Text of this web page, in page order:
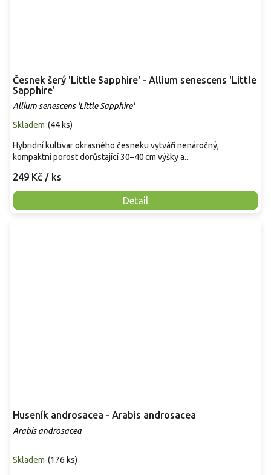
Česnek šerý 'Little Sapphire' - Allium senescens 'Little
Sapphire'
Allium senescens 'Little Sapphire'
Skladem (44 ks)
249 Kč / ks
Detail
Hybridní kultivar okrasného česneku vytváří nenáročný,
kompaktní porost dorůstající 30–40 cm výšky a...
Huseník androsacea - Arabis androsacea
Arabis androsacea
Skladem (176 ks)